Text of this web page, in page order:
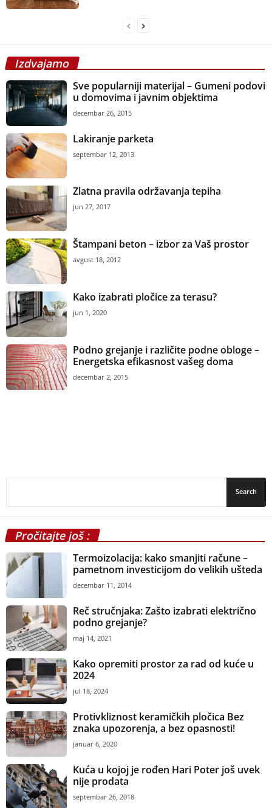
Izdvajamo
Sve popularniji materijal – Gumeni podovi
u domovima i javnim objektima
decembar 26, 2015
Lakiranje parketa
septembar 12, 2013
Zlatna pravila održavanja tepiha
jun 27, 2017
Štampani beton – izbor za Vaš prostor
avgust 18, 2012
Kako izabrati pločice za terasu?
jun 1, 2020
Podno grejanje i različite podne obloge –
Energetska efikasnost vašeg doma
decembar 2, 2015
Pročitajte još :
Termoizolacija: kako smanjiti račune –
pametnom investicijom do velikih ušteda
decembar 11, 2014
Reč stručnjaka: Zašto izabrati električno
podno grejanje?
maj 14, 2021
Kako opremiti prostor za rad od kuće u
2024
jul 18, 2024
Protivkliznost keramičkih pločica Bez
znaka upozorenja, a bez opasnosti!
januar 6, 2020
Kuća u kojoj je rođen Hari Poter još uvek
nije prodata
septembar 26, 2018